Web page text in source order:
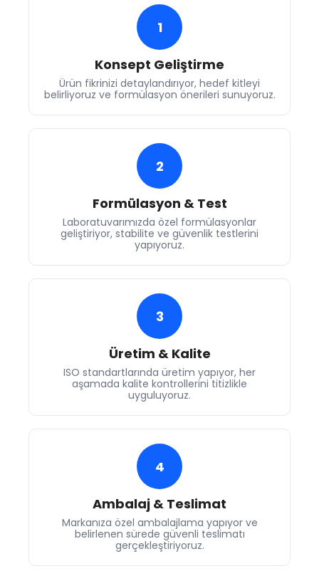
1
Konsept Geliştirme
Ürün fikrinizi detaylandırıyor, hedef kitleyi
belirliyoruz ve formülasyon önerileri sunuyoruz.
2
Formülasyon & Test
Laboratuvarımızda özel formülasyonlar
geliştiriyor, stabilite ve güvenlik testlerini
yapıyoruz.
3
Üretim & Kalite
ISO standartlarında üretim yapıyor, her
aşamada kalite kontrollerini titizlikle
uyguluyoruz.
4
Ambalaj & Teslimat
Markanıza özel ambalajlama yapıyor ve
belirlenen sürede güvenli teslimatı
gerçekleştiriyoruz.